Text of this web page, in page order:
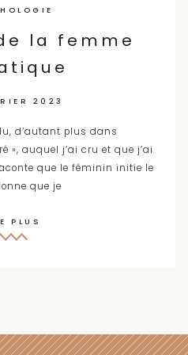
la femme
2023
d’autant plus dans
», auquel j’ai cru et que j’ai
que le féminin initie le
que je
PLUS